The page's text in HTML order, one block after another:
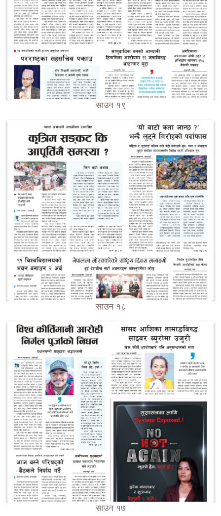
साउन १९
साउन १८
साउन १७